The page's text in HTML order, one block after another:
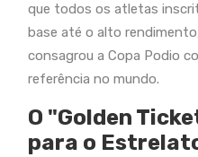
que todos os atletas
base até o alto
consagrou a Copa Podio
referência no mundo.
O "Golden
para o